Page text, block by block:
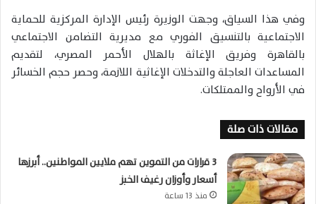
وفي هذا السياق، وجهت الوزيرة رئيس الإدارة المركزية للحماية
الاجتماعية بالتنسيق الفوري مع مديرية التضامن الاجتماعي
بالقاهرة وفريق الإغاثة بالهلال الأحمر المصري، لتقديم
المساعدات العاجلة والتدخلات الإغاثية اللازمة، وحصر حجم الخسائر
في الأرواح والممتلكات.
مقالات ذات صلة
3 قرارات من التموين تهم ملايين المواطنين.. أبرزها
أسعار وأوزان رغيف الخبز
منذ 13 ساعة